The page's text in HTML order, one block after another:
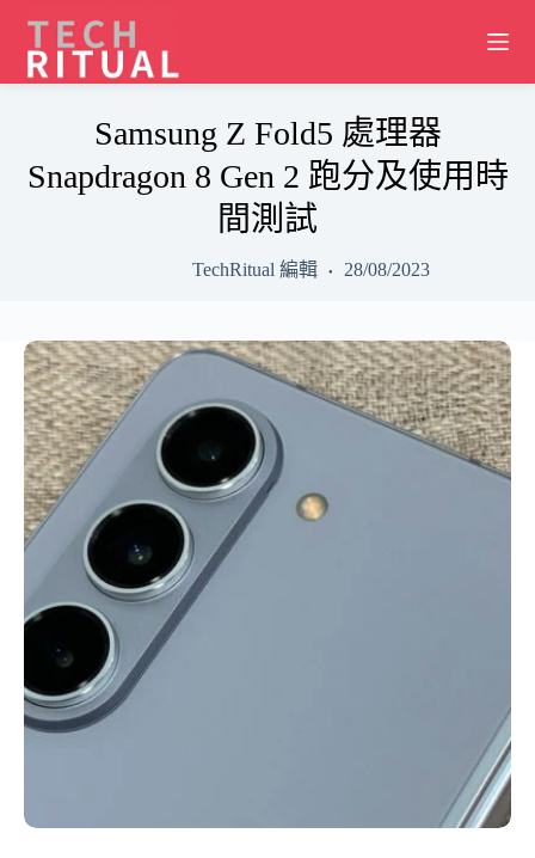
content
Samsung Z Fold5 處理器
Snapdragon 8 Gen 2 跑分及使用時
間測試
TechRitual 編輯 28/08/2023